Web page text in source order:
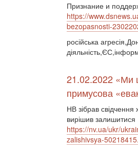
Признание и
https://
bezopasnosti-
російська
21.02.2022 «Ми
примусова
НВ зібрав
вирішив залишитися
https://nv.ua/ukr/
zalishivsya-